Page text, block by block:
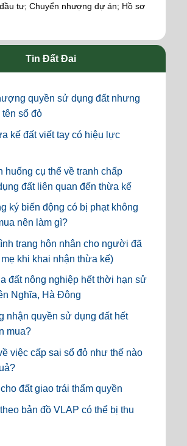
tư; Chuyển nhượng dự án; Hồ sơ
Tin Đất Đai
quyền sử dụng đất nhưng
sổ đỏ
kế đất viết tay có hiệu lực
huống cụ thể về tranh chấp
đất liên quan đến thừa kế
ký biến động có bị phạt không
nên làm gì?
trạng hôn nhân cho người đã
khi khai nhận thừa kế)
đất nông nghiệp hết thời hạn sử
Nghĩa, Hà Đông
nhận quyền sử dụng đất hết
mua?
việc cấp sai sổ đỏ như thế nào
đất giao trái thẩm quyền
bản đồ VLAP có thể bị thu